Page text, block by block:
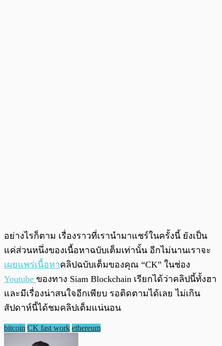
อย่างไรก็ตาม เรื่องราวที่เรานำมาแชร์ในครั้งนี้ ยังเป็น
แค่ส่วนหนึ่งของเนื้อหาฉบับเต็มเท่านั้น อีกไม่นานเราจะ
เผยแพร่เนื้อหาคลิปฉบับเต็มของคุณ “CK” ในช่อง
Youtube ของทาง Siam Blockchain เรียกได้ว่าคลิปนี้ทั้งฮา
และมีเรื่องน่าสนใจอีกเพียบ รอติดตามได้เลย ไม่เกิน
สัปดาห์นี้ได้ชมคลิปเต็มแน่นอน
bitcoin CK fast work ethereum